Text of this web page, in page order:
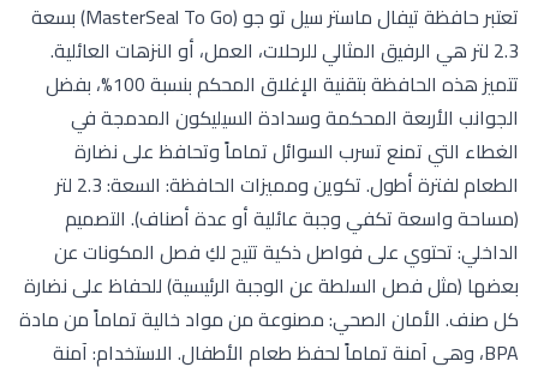
تعتبر حافظة تيفال ماستر سيل تو جو (MasterSeal To Go) بسعة
2.3 لتر هي الرفيق المثالي للرحلات، العمل، أو النزهات العائلية.
تتميز هذه الحافظة بتقنية الإغلاق المحكم بنسبة 100%، بفضل
الجوانب الأربعة المحكمة وسدادة السيليكون المدمجة في
الغطاء التي تمنع تسرب السوائل تماماً وتحافظ على نضارة
الطعام لفترة أطول. تكوين ومميزات الحافظة: السعة: 2.3 لتر
(مساحة واسعة تكفي وجبة عائلية أو عدة أصناف). التصميم
الداخلي: تحتوي على فواصل ذكية تتيح لكِ فصل المكونات عن
بعضها (مثل فصل السلطة عن الوجبة الرئيسية) للحفاظ على نضارة
كل صنف. الأمان الصحي: مصنوعة من مواد خالية تماماً من مادة
BPA، وهي آمنة تماماً لحفظ طعام الأطفال. الاستخدام: آمنة